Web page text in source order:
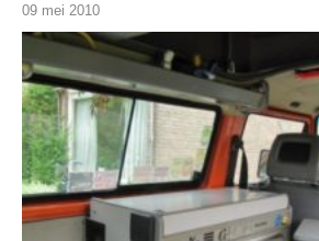
09 mei 2010